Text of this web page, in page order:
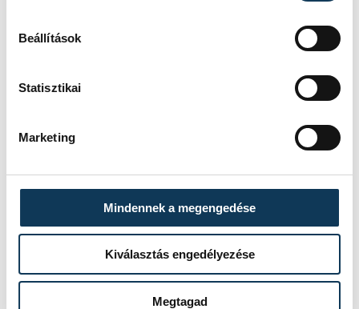
Beállítások
Statisztikai
Marketing
Mindennek a megengedése
Kiválasztás engedélyezése
Megtagad